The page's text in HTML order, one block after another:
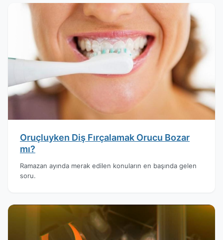
Oruçluyken Diş Fırçalamak Orucu Bozar
mı?
Ramazan ayında merak edilen konuların en başında gelen
soru.